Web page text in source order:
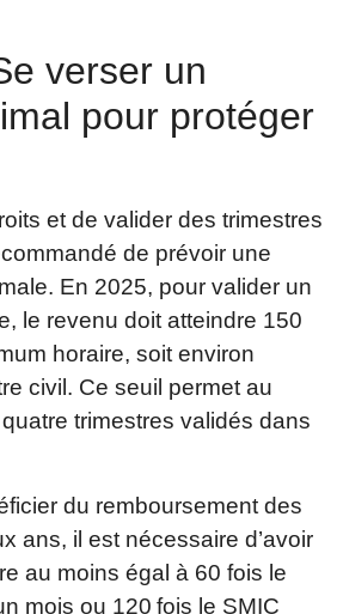
verser un
pour protéger
et de valider des trimestres
de prévoir une
En 2025, pour valider un
le revenu doit atteindre 150
horaire, soit environ
civil. Ce seuil permet au
trimestres validés dans
du remboursement des
ans, il est nécessaire d’avoir
au moins égal à 60 fois le
mois ou 120 fois le SMIC